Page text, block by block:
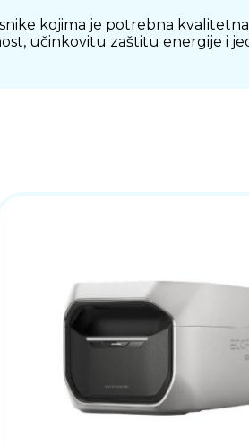
kojima je potrebna
učinkovitu zaštitu energije i